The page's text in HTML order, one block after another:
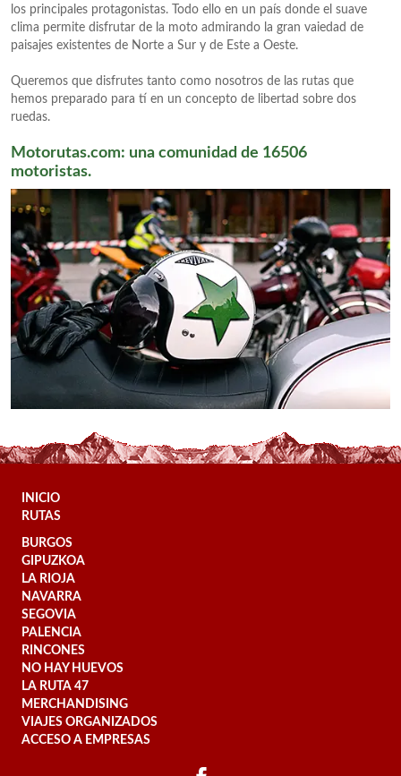
los principales protagonistas. Todo ello en un país donde el suave
clima permite disfrutar de la moto admirando la gran vaiedad de
paisajes existentes de Norte a Sur y de Este a Oeste.
Queremos que disfrutes tanto como nosotros de las rutas que
hemos preparado para tí en un concepto de libertad sobre dos
ruedas.
Motorutas.com: una comunidad de 16506
motoristas.
INICIO
RUTAS
BURGOS
GIPUZKOA
LA RIOJA
NAVARRA
SEGOVIA
PALENCIA
RINCONES
NO HAY HUEVOS
LA RUTA 47
MERCHANDISING
VIAJES ORGANIZADOS
ACCESO A EMPRESAS